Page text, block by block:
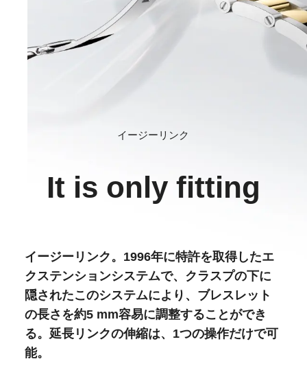
イージーリンク
It is only fitting
イージーリンク。1996年に特許を取得したエ
クステンションシステムで、クラスプの下に
隠されたこのシステムにより、ブレスレット
の長さを約5 mm容易に調整することができ
る。延長リンクの伸縮は、1つの操作だけで可
能。